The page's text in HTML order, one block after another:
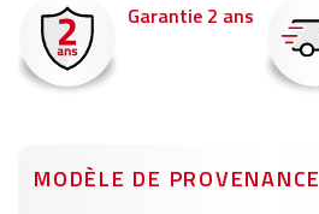
Garantie 2 ans
MODÈLE DE PROVENANCE